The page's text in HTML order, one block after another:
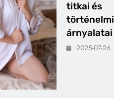
titkai és
történelmi
árnyalatai
2025-07-26